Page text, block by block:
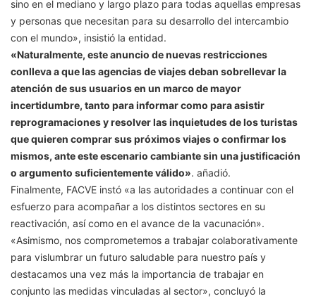
sino en el mediano y largo plazo para todas aquellas empresas
y personas que necesitan para su desarrollo del intercambio
con el mundo», insistió la entidad.
«Naturalmente, este anuncio de nuevas restricciones
conlleva a que las agencias de viajes deban sobrellevar la
atención de sus usuarios en un marco de mayor
incertidumbre, tanto para informar como para asistir
reprogramaciones y resolver las inquietudes de los turistas
que quieren comprar sus próximos viajes o confirmar los
mismos, ante este escenario cambiante sin una justificación
o argumento suficientemente válido». añadió.
Finalmente, FACVE instó «a las autoridades a continuar con el
esfuerzo para acompañar a los distintos sectores en su
reactivación, así como en el avance de la vacunación».
«Asimismo, nos comprometemos a trabajar colaborativamente
para vislumbrar un futuro saludable para nuestro país y
destacamos una vez más la importancia de trabajar en
conjunto las medidas vinculadas al sector», concluyó la